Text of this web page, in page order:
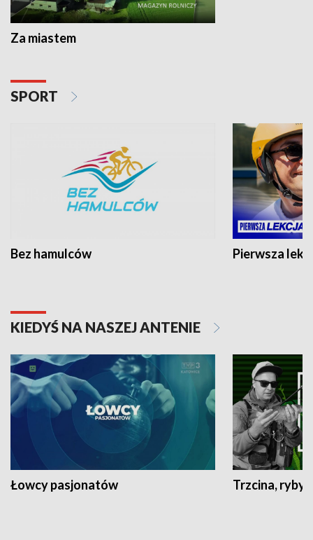
Za miastem
SPORT
Bez hamulców Pierwsza
KIEDYŚ NA NASZEJ ANTENIE
Łowcy pasjonatów Trzcina, ryby